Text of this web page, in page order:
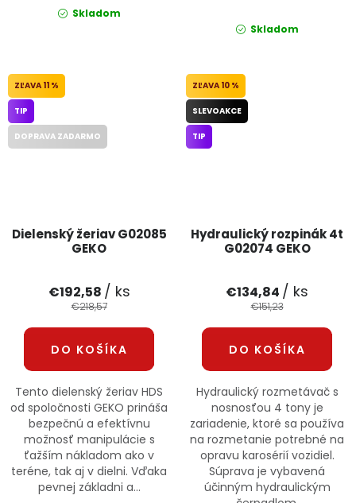
Skladom
Skladom
Dielenský žeriav G02085
GEKO
11 %
TIP
DOPRAVA ZADARMO
€192,58 / ks
€218,57
DO KOŠÍKA
Tento dielenský žeriav HDS
od spoločnosti GEKO prináša
bezpečnú a efektívnu
možnosť manipulácie s
ťažším nákladom ako v
teréne, tak aj v dielni. Vďaka
pevnej základni a...
Hydraulický rozpinák 4t
G02074 GEKO
10 %
SLEVOAKCE
TIP
€134,84 / ks
€151,23
DO KOŠÍKA
Hydraulický rozmetávač s
nosnosťou 4 tony je
zariadenie, ktoré sa používa
na rozmetanie potrebné na
opravu karosérií vozidiel.
Súprava je vybavená
účinným hydraulickým